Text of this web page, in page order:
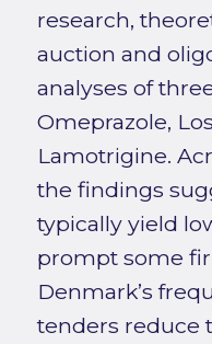
research,
auction and
analyses of
Omeprazole,
Lamotrigine.
the findings
typically yield
prompt some
Denmark’s
tenders reduce